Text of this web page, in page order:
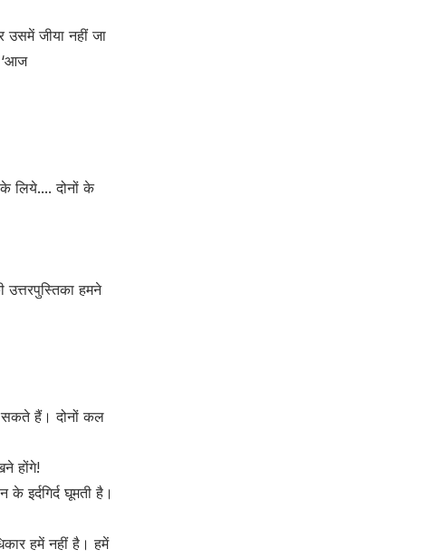
जीया नहीं जा
‘आज
लिये.... दोनों के
उत्तरपुस्तिका हमने
हैं। दोनों कल
होंगे!
इर्दगिर्द घूमती है।
हमें नहीं है। हमें